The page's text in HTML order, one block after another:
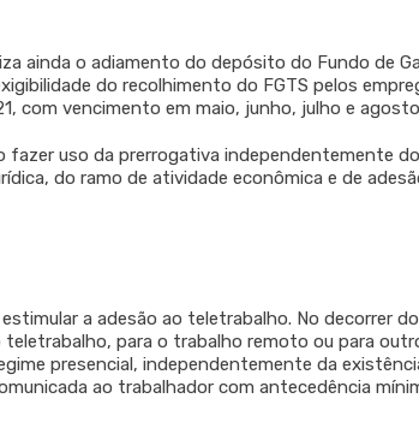
ainda o adiamento do depósito do Fundo de
do recolhimento do FGTS pelos
com vencimento em maio, junho, julho e
fazer uso da prerrogativa independentemente
do ramo de atividade econômica e de
a adesão ao teletrabalho. No decorrer
teletrabalho, para o trabalho remoto ou para
presencial, independentemente da
ao trabalhador com antecedência